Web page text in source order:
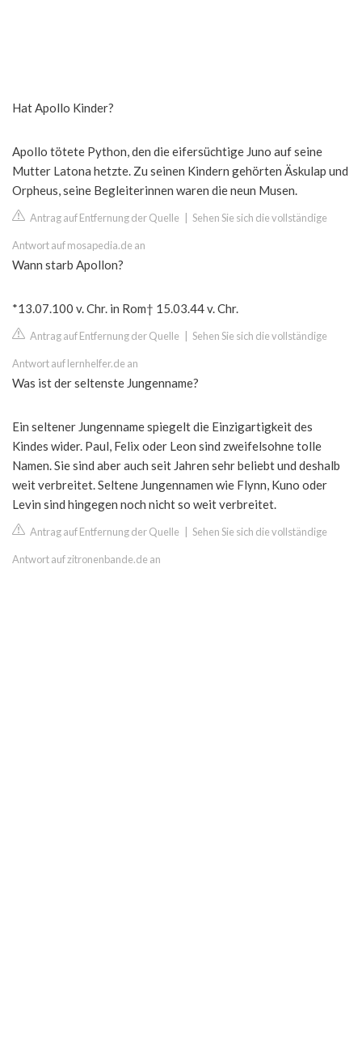
Hat Apollo Kinder?
Apollo tötete Python, den die eifersüchtige Juno auf seine
Mutter Latona hetzte. Zu seinen Kindern gehörten Äskulap und
Orpheus, seine Begleiterinnen waren die neun Musen.
Antrag auf Entfernung der Quelle Sehen Sie sich die vollständige
Antwort auf mosapedia.de an
Wann starb Apollon?
*13.07.100 v. Chr. in Rom† 15.03.44 v. Chr.
Antrag auf Entfernung der Quelle Sehen Sie sich die vollständige
Antwort auf lernhelfer.de an
Was ist der seltenste Jungenname?
Ein seltener Jungenname spiegelt die Einzigartigkeit des
Kindes wider. Paul, Felix oder Leon sind zweifelsohne tolle
Namen. Sie sind aber auch seit Jahren sehr beliebt und deshalb
weit verbreitet. Seltene Jungennamen wie Flynn, Kuno oder
Levin sind hingegen noch nicht so weit verbreitet.
Antrag auf Entfernung der Quelle Sehen Sie sich die vollständige
Antwort auf zitronenbande.de an